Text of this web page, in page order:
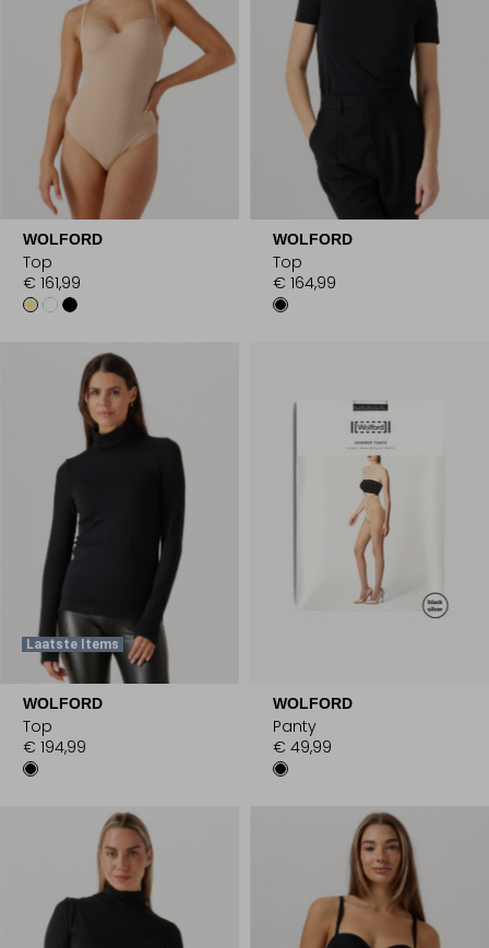
WOLFORD
Top
€ 161,99
WOLFORD
Top
€ 164,99
Laatste Items
WOLFORD
Top
€ 194,99
WOLFORD
Panty
€ 49,99